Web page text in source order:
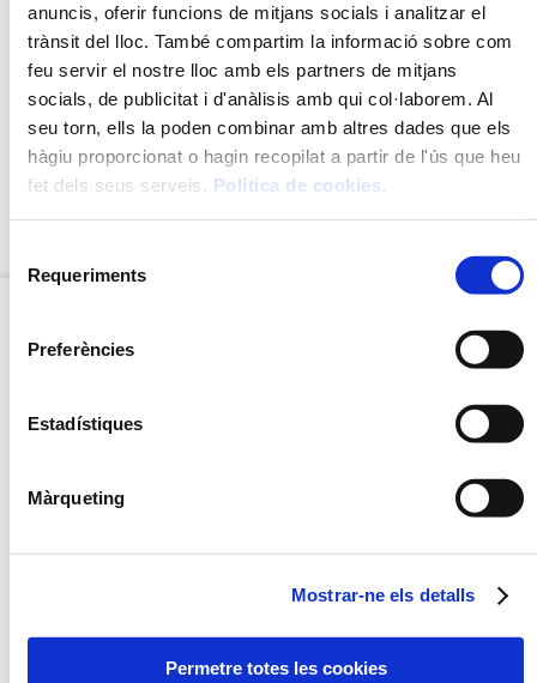
anuncis, oferir funcions de mitjans socials i analitzar el
trànsit del lloc. També compartim la informació sobre com
feu servir el nostre lloc amb els partners de mitjans
socials, de publicitat i d'anàlisis amb qui col·laborem. Al
seu torn, ells la poden combinar amb altres dades que els
hàgiu proporcionat o hagin recopilat a partir de l'ús que heu
fet dels seus serveis. Política de cookies.
Requeriments
Preferències
Estadístiques
Màrqueting
Mostrar-ne els detalls
Permetre totes les cookies
RECOMANACIONS
INGREDIENTS
MÈTODE DE PREPARACIÓ
VALORS NUTRICIONALS
VERDURES SALTADES A